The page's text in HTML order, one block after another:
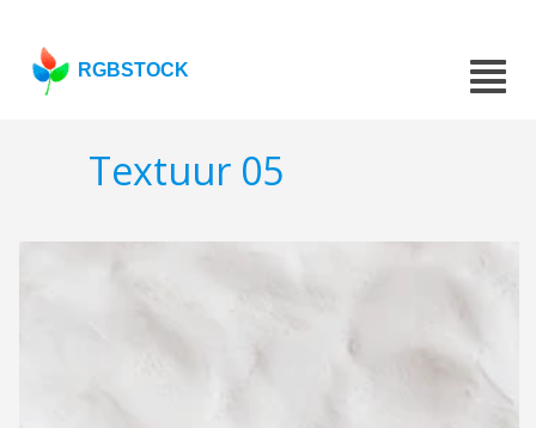
RGBSTOCK
Textuur 05